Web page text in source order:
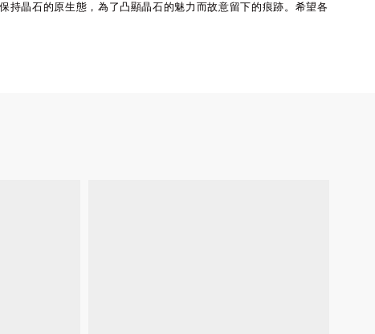
晶石的原生態，為了凸顯晶石的魅力而故意留下的痕跡。希望各